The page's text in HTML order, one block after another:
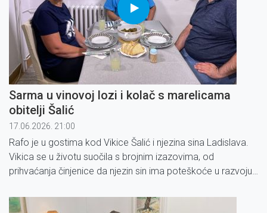
Sarma u vinovoj lozi i kolač s marelicama
obitelji Šalić
17.06.2026. 21:00
Rafo je u gostima kod Vikice Šalić i njezina sina Ladislava.
Vikica se u životu suočila s brojnim izazovima, od
prihvaćanja činjenice da njezin sin ima poteškoće u razvoju,